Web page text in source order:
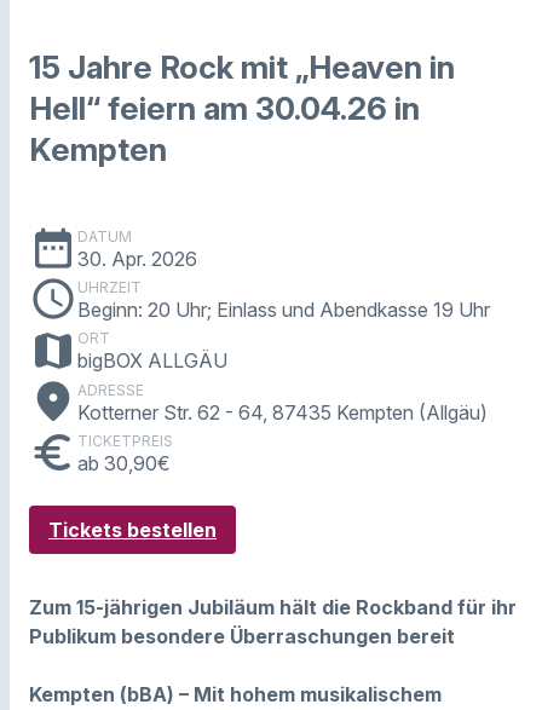
15 Jahre Rock mit „Heaven in
Hell“ feiern am 30.04.26 in
Kempten
date_range DATUM
30. Apr. 2026
schedule UHRZEIT
Beginn: 20 Uhr; Einlass und Abendkasse 19 Uhr
map ORT
bigBOX ALLGÄU
place ADRESSE
Kotterner Str. 62 - 64, 87435 Kempten (Allgäu)
euro TICKETPREIS
ab 30,90€
Tickets bestellen
Zum 15-jährigen Jubiläum hält die Rockband für ihr
Publikum besondere Überraschungen bereit
Kempten (bBA) – Mit hohem musikalischem